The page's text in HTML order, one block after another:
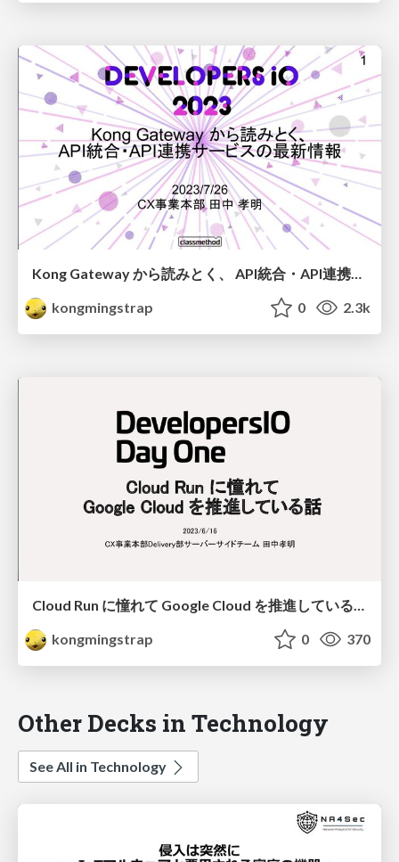
Kong Gateway から読みとく、 API統合・API連携サービスの最新情報 #devio2023
kongmingstrap
0 2.3k
Cloud Run に憧れて Google Cloud を推進している話 / CX事業本部で使われている技術
kongmingstrap
0 370
Other Decks in Technology
See All in Technology